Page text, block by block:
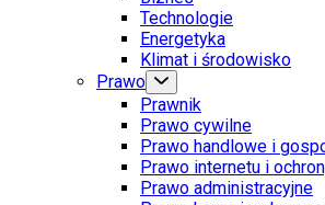
Technologie
Energetyka
Klimat i środowisko
Prawo
Prawnik
Prawo cywilne
Prawo handlowe i
Prawo internetu i
Prawo administracyjne